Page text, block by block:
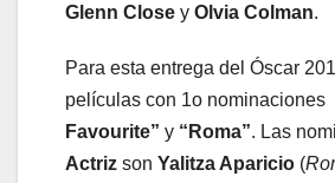
Glenn Close y Olvia Colman.
Para esta entrega del Óscar
películas con 1o nominaciones
Favourite” y “Roma”. Las
Actriz son Yalitza Aparicio (